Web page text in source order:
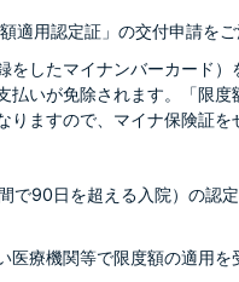
適用認定証」の交付申請をご
をしたマイナンバーカード
払いが免除されます。「限
ますので、マイナ保険証を
で90日を超える入院）の認
医療機関等で限度額の適用を